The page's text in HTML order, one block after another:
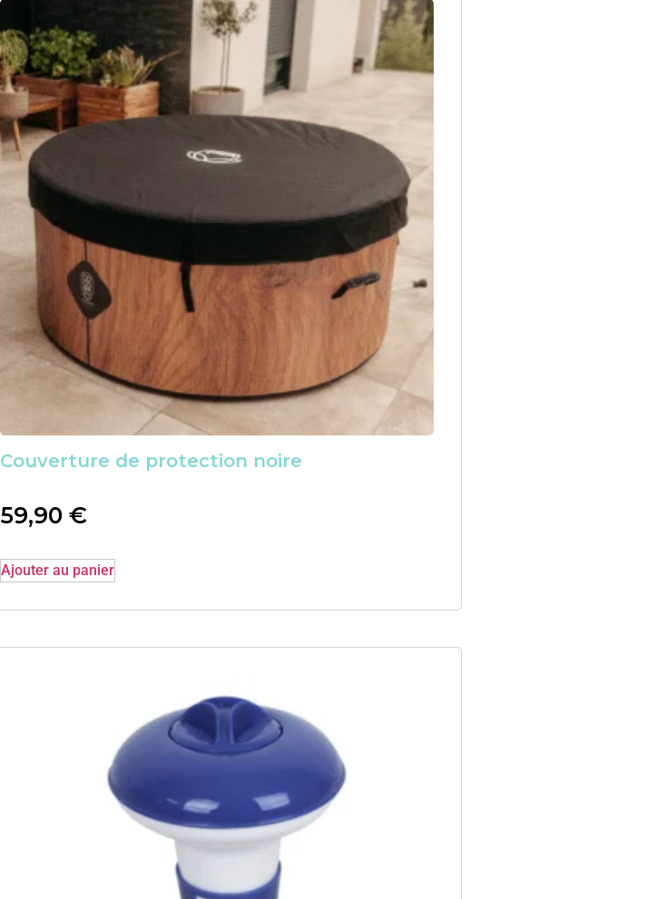
Couverture de protection noire
59,90 €
Ajouter au panier